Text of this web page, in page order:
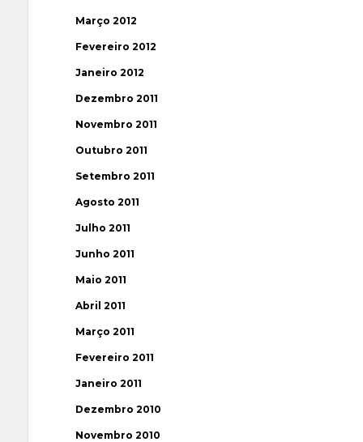
Março 2012
Fevereiro 2012
Janeiro 2012
Dezembro 2011
Novembro 2011
Outubro 2011
Setembro 2011
Agosto 2011
Julho 2011
Junho 2011
Maio 2011
Abril 2011
Março 2011
Fevereiro 2011
Janeiro 2011
Dezembro 2010
Novembro 2010